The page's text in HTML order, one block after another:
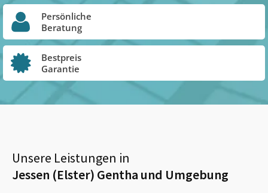
Persönliche
Beratung
Bestpreis
Garantie
Unsere Leistungen in
Jessen (Elster) Gentha und Umgebung